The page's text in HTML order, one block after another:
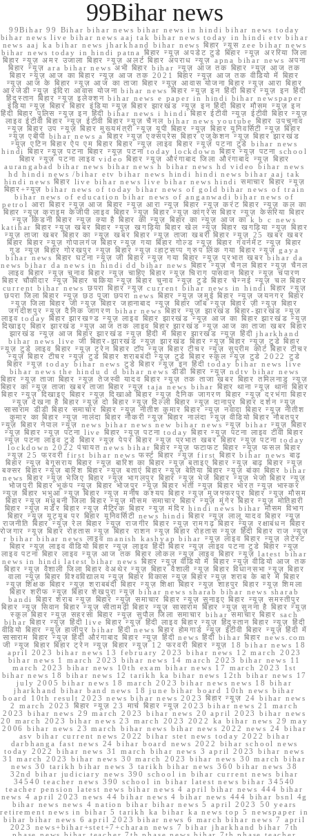
99Bihar news
99Bihar 99 Bihar bihar news bihar news in hindi bihar news today
bihar news live bihar news aaj tak bihar news today in hindi etv bihar
news aaj ka bihar news jharkhand bihar news बिहार न्यूस zee bihar news
bihar news today in hindi patna बिहार न्यूज़ अपडेट टुडे बिहार न्यूज़ अररिया जिला
बिहार न्यूज़ अमर उजाला बिहार न्यूज़ अलर्ट बिहार अपराध न्यूज़ apna bihar news अपना
बिहार न्यूज़ ara bihar news अभी बिहार bihar न्यूज़ आज तक बिहार न्यूज़ आज तक
बिहार न्यूज़ आज का बिहार न्यूज़ आज तक 2021 बिहार न्यूज़ आज तक वीडियो में बिहार
न्यूज़ आज के बिहार न्यूज़ आज का ताजा बिहार न्यूज़ आवास योजना बिहार न्यूज़ आरा बिहार
आरजेडी न्यूज़ इंदिरा आवास योजना bihar news बिहार न्यूज़ इन हिंदी बिहार न्यूज़ इन हिंदी
हिंदुस्तान बिहार न्यूज़ इलेक्शन bihar news e paper in hindi bihar newspaper
इंडिया न्यूज़ बिहार बिहार इंडिया न्यूज़ बिहार झारखंड न्यूज़ इन हिंदी बिहार मौसम न्यूज़ इन
हिंदी बिहार पुलिस न्यूज़ इन हिंदी bihar news i hindi बिहार ईटीवी न्यूज़ ईटीवी बिहार न्यूज़
लाइव ईटीवी बिहार न्यूज़ ईटीवी बिहार न्यूज़ चैनल bihar news youtube बिहार उपचुनाव
न्यूज़ बिहार उप न्यूज़ बिहार मुख्यमंत्री न्यूज़ यूपी बिहार न्यूज़ बिहार यूनिवर्सिटी न्यूज़ बिहार
न्यूज़ एबीपी bihar news a बिहार न्यूज़ एक्सप्रेस बिहार एजुकेशन न्यूज़ बिहार झारखंड
न्यूज़ एटिन बिहार ऐप एम बिहार बिहार न्यूज़ लाइव बिहार न्यूज़ पटना टुडे bihar news
hindi बिहार न्यूज़ पटना बिहार न्यूज़ पटना today lockdown बिहार न्यूज़ पटना school
बिहार न्यूज़ पटना लाइव video बिहार न्यूज़ औरंगाबाद जिला औरंगाबाद न्यूज़ बिहार
aurangabad bihar news bihar news h bihar news hd video bihar news
hd hindi news /bihar etv bihar news hindi hindi news bihar aaj tak
hindi news बिहार live bihar news live bihar news hindi समाचार बिहार न्यूज़
बिहार+न्यूज़ bihar news of today bihar news of gold bihar news of train
bihar news of education bihar news of anganwadi bihar news of
petrol आरा बिहार न्यूज़ आज बिहार न्यूज़ आरा न्यूज़ बिहार न्यूज़ करंट बिहार न्यूज़ कल का
बिहार न्यूज़ क्राइम केजीपी लाइव बिहार न्यूज़ बिहार न्यूज़ कांग्रेस बिहार न्यूज़ केसरिया बिहार
न्यूज़ किडनी बिहार न्यूज़ क्या है बिहार की न्यूज़ बिहार का न्यूज़ आज का k b c news
katihar बिहार न्यूज़ खबर बिहार न्यूज़ खगड़िया बिहार खेल न्यूज़ बिहार खगड़िया न्यूज़ बिहार
न्यूज़ ताजा खबर बिहार का न्यूज़ खबर बिहार न्यूज़ ताजा खबरी बिहार न्यूज़ 25 खबर खबर
बिहार बिहार न्यूज़ गोपालगंज बिहार न्यूज़ गया बिहार गोल्ड न्यूज़ बिहार गवर्नमेंट न्यूज़ बिहार
गुड न्यूज़ बिहार गोरखपुर न्यूज़ बिहार न्यूज़ व्हाट्सप्प ग्रुप लिंक गया बिहार न्यूज़ gaya
bihar news बिहार घटना न्यूज़ जी बिहार न्यूज़ गया बिहार न्यूज़ प्रभात खबर bihar da
news bihar da news in hindi dd bihar news बिहार न्यूज़ चैनल बिहार न्यूज़ चैनल
लाइव बिहार न्यूज़ चुनाव बिहार न्यूज़ चाहिए बिहार न्यूज़ चिराग पासवान बिहार न्यूज़ चंपारण
बिहार चौकीदार न्यूज़ बिहार चकिया न्यूज़ बिहार चुनाव न्यूज़ टुडे बिहार चेन्नई न्यूज़ चल बिहार
current bihar news छपरा बिहार न्यूज़ current bihar news in hindi बिहार न्यूज़
छपरा जिला बिहार न्यूज़ छठ पूजा छपरा news बिहार न्यूज़ जमुई बिहार न्यूज़ जयनगर बिहार
न्यूज़ जिला बिहार जी न्यूज़ बिहार जहानाबाद न्यूज़ बिहार जॉब न्यूज़ बिहार ज़ी न्यूज़ बिहार
जगदीशपुर न्यूज़ दैनिक जागरण bihar news बिहार न्यूज़ झारखंड बिहार-झारखंड न्यूज़
लाइव today बिहार झारखण्ड न्यूज़ लाइव बिहार झारखंड न्यूज़ आज का बिहार झारखंड न्यूज़
दिखाइए बिहार झारखंड न्यूज़ आज तक लाइव बिहार झारखंड न्यूज़ आज का ताजा खबर बिहार
झारखंड न्यूज़ आज बिहार झारखंड न्यूज़ हिंदी में बिहार झारखंड न्यूज़ हिंदी jharkhand
bihar news live जी बिहार-झारखंड न्यूज़ झारखंड बिहार न्यूज़ बिहार न्यूज़ टुडे बिहार
न्यूज़ टुडे लाइव बिहार न्यूज़ ट्रेन बिहार टॉप न्यूज़ बिहार टीचर न्यूज़ सुप्रीम कोर्ट बिहार टीचर
न्यूज़ बिहार टीचर न्यूज़ टुडे बिहार शराबबंदी न्यूज़ टुडे बिहार स्कूल न्यूज़ टुडे 2022 टुडे
बिहार न्यूज़ today bihar news टुडे बिहार न्यूज़ इन हिंदी today bihar news live
bihar news the hindu d d bihar news डीडी बिहार न्यूज़ ndtv bihar news
बिहार न्यूज़ ताजा बिहार न्यूज़ तेजस्वी यादव बिहार न्यूज़ तक ताजा खबर बिहार तमिलनाडु न्यूज़
बिहार का न्यूज़ ताजा खबर ताजा बिहार न्यूज़ taja news bihar बिहार थाना न्यूज़ थाना बिहार
बिहार न्यूज़ दिखाइए बिहार न्यूज़ दिखाओ बिहार न्यूज़ दैनिक जागरण बिहार न्यूज़ दरभंगा बिहार
न्यूज़ देखना है बिहार न्यूज़ दो बिहार न्यूज़ दिल्ली बिहार न्यूज़ दानापुर बिहार दर्शन न्यूज़
सासाराम डीडी बिहार समाचार बिहार न्यूज़ नीतीश कुमार बिहार न्यूज़ नवादा बिहार न्यूज़ नीतीश
कुमार का बिहार न्यूज़ नालंदा बिहार नौकरी न्यूज़ बिहार नालंदा न्यूज़ वीडियो बिहार नौबतपुर
न्यूज़ बिहार नेपाल न्यूज़ news bihar news new bihar news न्यूज़ bihar न्यूज़ बिहार
न्यूज़ बिहार न्यूज़ पटना live बिहार न्यूज़ पटना today बिहार न्यूज़ पटना लाइव टीवी बिहार
न्यूज़ पटना लाइव टुडे बिहार न्यूज़ पेपर बिहार न्यूज़ प्रभात खबर बिहार न्यूज़ पटना today
lockdown 2022 पंचायत news bihar बिहार न्यूज़ फटाफट बिहार न्यूज़ फसल बिहार
न्यूज़ 25 फरवरी first bihar news फर्स्ट बिहार न्यूज़ first बिहार bihar news बाढ़
बिहार न्यूज़ बेगूसराय बिहार न्यूज़ बारिश का बिहार न्यूज़ बताइए बिहार न्यूज़ बाढ़ बिहार न्यूज़
बक्सर बिहार न्यूज़ बारिश बिहार न्यूज़ बताएं बिहार न्यूज़ बेतिया बिहार न्यूज़ बांका बिहार bihar
news बिहार न्यूज़ भेजिए बिहार न्यूज़ भागलपुर बिहार न्यूज़ भेजें बिहार न्यूज़ भेजो बिहार न्यूज़
भोजपुरी बिहार भूकंप न्यूज़ बिहार भोजपुर न्यूज़ बिहार भर्ती न्यूज़ बिहार भारत न्यूज़ भास्कर
न्यूज़ बिहार भभुआ न्यूज़ बिहार न्यूज़ मनीष कश्यप बिहार न्यूज़ मुजफ्फरपुर बिहार न्यूज़ मौसम
बिहार न्यूज़ मधुबनी जिला बिहार न्यूज़ मौसम समाचार बिहार न्यूज़ मुंगेर बिहार न्यूज़ मोतिहारी
बिहार न्यूज़ मर्डर बिहार न्यूज़ मैट्रिक बिहार न्यूज़ मंदिर hindi news bihar मौसम विभाग
बिहार न्यूज़ यूट्यूब पर बिहार यूनिवर्सिटी news hindi बिहार न्यूज़ लालू यादव बिहार न्यूज़
राजनीति बिहार न्यूज़ रेल बिहार न्यूज़ राजगीर बिहार न्यूज़ रामगढ़ बिहार न्यूज़ रक्षाबंधन बिहार
रोजगार न्यूज़ बिहार रोहतास न्यूज़ बिहार राशन न्यूज़ बिहार रोहतास न्यूज़ हिंदी बिहार राज न्यूज़
r bihar bihar news लाइव manish kashyap bihar न्यूज़ लाइव बिहार न्यूज़ लेटेस्ट
बिहार न्यूज़ लाइव वीडियो बिहार न्यूज़ लाइव हिंदी बिहार न्यूज़ लाइव पटना टुडे बिहार न्यूज़
लाइव पटना बिहार लाइव न्यूज़ आज तक बिहार लोकल न्यूज़ लाइव बिहार न्यूज़ latest bihar
news in hindi latest bihar news बिहार न्यूज़ वीडियो में बिहार न्यूज़ वीडियो आज तक
बिहार न्यूज़ वैशाली जिला बिहार वेअथेर न्यूज़ बिहार वैशाली न्यूज़ बिहार विधानसभा न्यूज़ बिहार
वाला न्यूज़ बिहार विश्वविद्यालय न्यूज़ बिहार विकास न्यूज़ बिहार न्यूज़ शराब के बारे में बिहार
न्यूज़ शिक्षक बिहार न्यूज़ शराबबंदी बिहार न्यूज़ शिक्षा बिहार न्यूज़ शाहपुर बिहार न्यूज़ शिमला
बिहार शरीफ न्यूज़ बिहार शेखपुरा न्यूज़ bihar news sharab bihar news sharab
bandi बिहार शराब न्यूज़ बिहार न्यूज़ समाचार बिहार न्यूज़ सुनाइए बिहार न्यूज़ समस्तीपुर
बिहार न्यूज़ सिवान बिहार न्यूज़ सीतामढ़ी बिहार न्यूज़ सासाराम बिहार न्यूज़ सुनना है बिहार न्यूज़
स्कूल बिहार न्यूज़ सहरसा बिहार न्यूज़ सुपौल जिला समाचार bihar समाचार बिहार sach
bihar बिहार न्यूज़ हिंदी live बिहार न्यूज़ हिंदी लाइव बिहार न्यूज़ हिंदुस्तान बिहार न्यूज़ हिंदी
वीडियो बिहार न्यूज़ हाजीपुर bihar हिंदी news बिहार होमगार्ड न्यूज़ ईटीवी बिहार न्यूज़ हिंदी में
सासाराम बिहार न्यूज़ हिंदी औरंगाबाद बिहार न्यूज़ हिंदी news हिंदी bihar बिहार news.com
जी न्यूज बिहार बिहार ट्रेन न्यूज़ बिहार न्यूज़ 12 फरवरी बिहार न्यूज़ 18 bihar news 18
april 2023 bihar news 13 february 2023 bihar news 12 march 2023
bihar news 1 march 2023 bihar news 14 march 2023 bihar news 11
march 2023 bihar news 10th exam bihar news 17 march 2023 1st
bihar news 18 bihar news 12 tarikh ka bihar news 12th bihar news 17
july 2005 bihar news 18 march 2023 bihar news news 18 bihar
jharkhand bihar band news 18 june bihar board 10th news bihar
board 10th result 2023 news bihar news 2023 बिहार न्यूज़ 24 bihar news
2 march 2023 बिहार न्यूज़ 23 मार्च बिहार न्यूज़ 2023 bihar news 21 march
2023 bihar news 29 march 2023 bihar news 20 april 2023 bihar news
20 march 2023 bihar news 23 march 2023 2022 ka bihar news 29 may
2006 bihar news 23 march bihar news bihar news 2022 news 24 bihar
asv bihar current news 2022 bihar stet news today 2022 bihar
darbhanga fast news 24 bihar board news 2022 bihar school news
today 2022 bihar news 31 march bihar news 3 april 2023 bihar news
31 march 2023 bihar news 30 march 2023 bihar news 30 march bihar
news 30 tarikh bihar news 3 tarikh bihar news 360 bihar news 38
32nd bihar judiciary news 390 school in bihar current news bihar
34540 teacher news 390 school in bihar latest news bihar 34540
teacher pension latest news bihar news 4 april bihar news 444 bihar
news 4 april 2023 news 44 bihar news 4 bihar news 444 bihar bsnl 4g
bihar news news 4 nation bihar bihar news 5 april 2023 50 years
retirement news in bihar 5 tarikh ka bihar ka news top 5 newspaper in
bihar bihar news 6 april 2023 bihar news 6 march bihar news 7 april
2023 news+bihar+stet+7+charan news 7 bihar jharkhand bihar 7th